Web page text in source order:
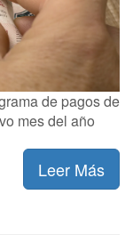
de pagos de
mes del año
Leer Más